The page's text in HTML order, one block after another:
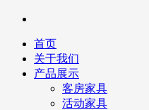
首页
关于我们
产品展示
客房家具
活动家具